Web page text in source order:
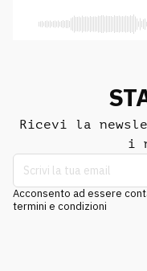
Ricevi la
i
Acconsento ad essere
termini e condizioni